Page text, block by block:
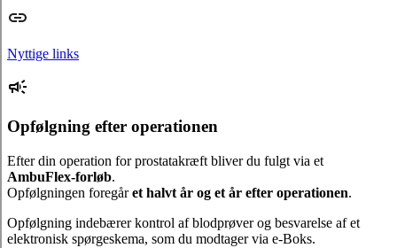
Nyttige links
Opfølgning efter operationen
Efter din operation for prostatakræft bliver du fulgt via et
AmbuFlex-forløb.
Opfølgningen foregåret halvt år og et år efter operationen.
Opfølgning indebærer kontrol af blodprøver og besvarelse af et
elektronisk spørgeskema, som du modtager via e-Boks.